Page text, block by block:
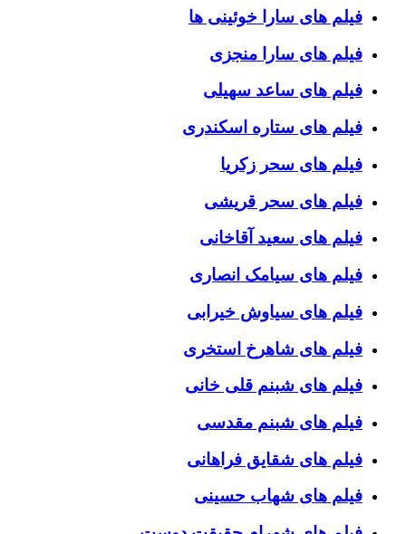
فیلم های سارا خوئینی ها
فیلم های سارا منجزی
فیلم های ساعد سهیلی
فیلم های ستاره اسکندری
فیلم های سحر زکریا
فیلم های سحر قریشی
فیلم های سعید آقاخانی
فیلم های سیامک انصاری
فیلم های سیاوش خیرابی
فیلم های شاهرخ استخری
فیلم های شبنم قلی خانی
فیلم های شبنم مقدسی
فیلم های شقایق فراهانی
فیلم های شهاب حسینی